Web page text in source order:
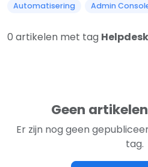
Automatisering
Admin
0 artikelen met tag Helpdesk
Geen
Er zijn nog geen
tag.